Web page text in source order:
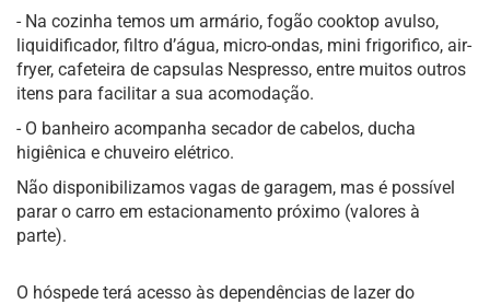
- Na cozinha temos um armário, fogão cooktop avulso,
liquidificador, filtro d’água, micro-ondas, mini frigorifico, air-
fryer, cafeteira de capsulas Nespresso, entre muitos outros
itens para facilitar a sua acomodação.
- O banheiro acompanha secador de cabelos, ducha
higiênica e chuveiro elétrico.
Não disponibilizamos vagas de garagem, mas é possível
parar o carro em estacionamento próximo (valores à
parte).
O hóspede terá acesso às dependências de lazer do